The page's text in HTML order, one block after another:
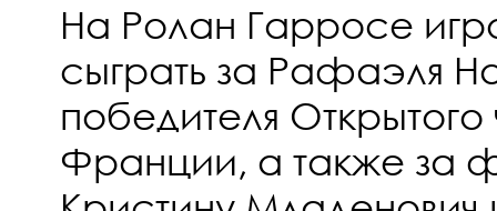
На Ролан Гарросе
сыграть за Рафаэля
победителя
Франции, а также за